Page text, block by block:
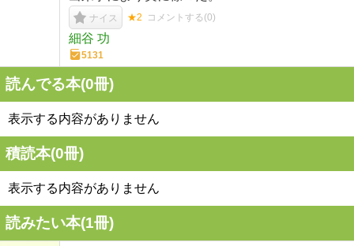
ナイス ★2 コメントする(0)
細谷 功
5131
読んでる本(0冊)
表示する内容がありません
積読本(0冊)
表示する内容がありません
読みたい本(1冊)